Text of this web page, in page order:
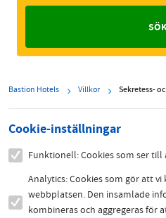
Bastion Hotels Villkor Sekretess-
Cookie-inställningar
Funktionell: Cookies som ser
Analytics: Cookies som gör att
webbplatsen. Den insamlade
kombineras och aggregeras för